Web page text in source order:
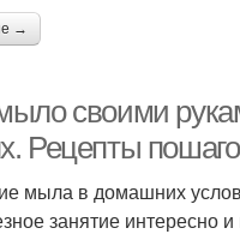
→
своими
Рецепты
мыла в домашних
занятие интересно